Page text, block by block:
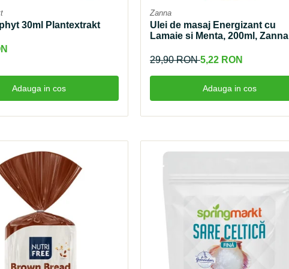
30ml Plantextrakt
Adauga in cos
Zanna
Ulei de masaj Energizant cu
Lamaie si Menta, 200ml, Zanna
29,90 RON5,22 RON
Adauga in cos